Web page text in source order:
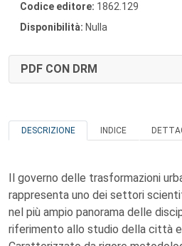
Codice editore: 1862.129
Disponibilità: Nulla
PDF CON DRM
DESCRIZIONE INDICE
Il governo delle trasformazioni
rappresenta uno dei settori
nel più ampio panorama delle
riferimento allo studio della città